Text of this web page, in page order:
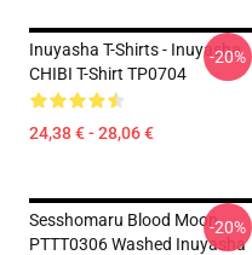
Inuyasha T-Shirts - Inuyasha
CHIBI T-Shirt TP0704
24,38 € - 28,06 €
-20%
Sesshomaru Blood Moon
PTTT0306 Washed Inuyasha
-20%